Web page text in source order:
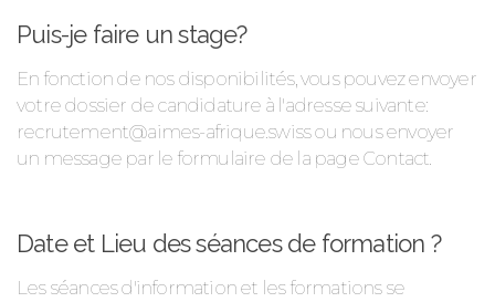
Puis-je faire un stage?
En fonction de nos disponibilités, vous pouvez envoyer
votre dossier de candidature à l'adresse suivante:
recrutement@aimes-afrique.swiss ou nous envoyer
un message par le formulaire de la page Contact.
Date et Lieu des séances de formation ?
Les séances d'information et les formations se